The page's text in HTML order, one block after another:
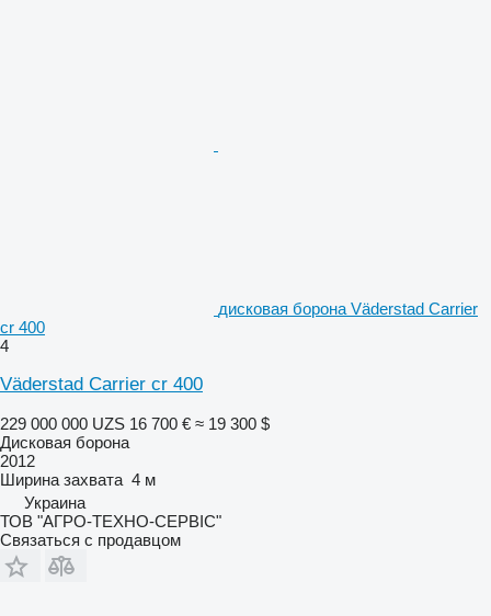
дисковая борона Väderstad Carrier
cr 400
4
Väderstad Carrier cr 400
229 000 000 UZS 16 700 € ≈ 19 300 $
Дисковая борона
2012
Ширина захвата 4 м
Украина
ТОВ "АГРО-ТЕХНО-СЕРВІС"
Связаться с продавцом